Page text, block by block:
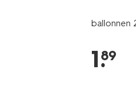
ballonnen
1.
89